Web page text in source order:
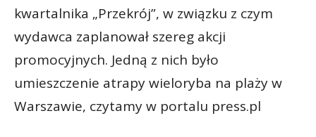
kwartalnika „Przekrój”, w związku z czym
wydawca zaplanował szereg akcji
promocyjnych. Jedną z nich było
umieszczenie atrapy wieloryba na plaży w
Warszawie, czytamy w portalu press.pl